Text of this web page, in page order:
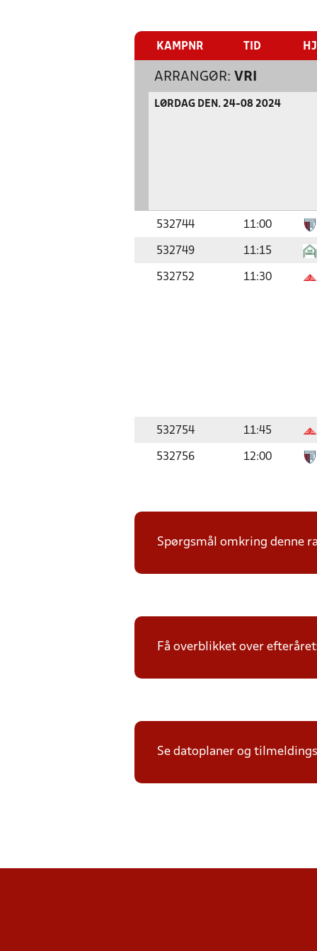
KAMPNR TID
ARRANGØR: VRI
LØRDAG DEN. 24-08 2024
532744 11:00
532749 11:15
532752 11:30
532754 11:45
532756 12:00
Spørgsmål omkring denne
Få overblikket over
Se datoplaner og